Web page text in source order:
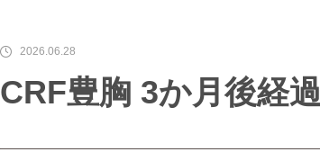
2026.06.28
CRF豊胸 3か月後経過